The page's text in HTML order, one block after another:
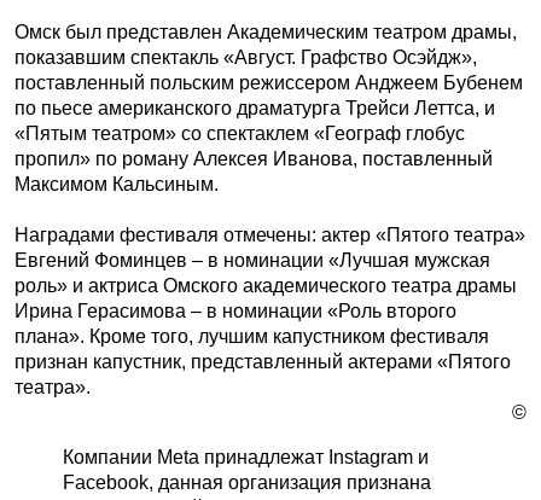
Омск был представлен Академическим театром драмы,
показавшим спектакль «Август. Графство Осэйдж»,
поставленный польским режиссером Анджеем Бубенем
по пьесе американского драматурга Трейси Леттса, и
«Пятым театром» со спектаклем «Географ глобус
пропил» по роману Алексея Иванова, поставленный
Максимом Кальсиным.
Наградами фестиваля отмечены: актер «Пятого театра»
Евгений Фоминцев – в номинации «Лучшая мужская
роль» и актриса Омского академического театра драмы
Ирина Герасимова – в номинации «Роль второго
плана». Кроме того, лучшим капустником фестиваля
признан капустник, представленный актерами «Пятого
театра».
©
Компании Meta принадлежат Instagram и
Facebook, данная организация признана